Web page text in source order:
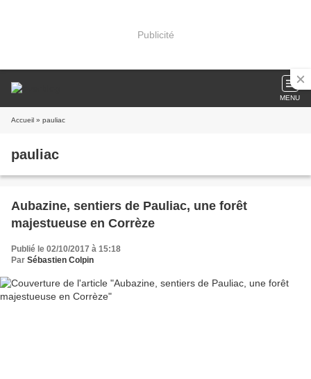
Publicité
MENU
Accueil » pauliac
pauliac
Aubazine, sentiers de Pauliac, une forêt
majestueuse en Corrèze
Publié le 02/10/2017 à 15:18
Par Sébastien Colpin